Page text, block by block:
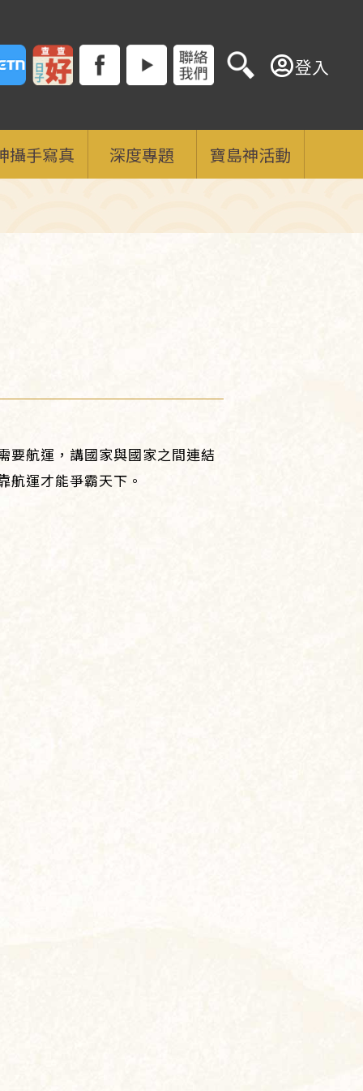
登入
攝手寫真 深度專題 寶島神活動
要航運，講國家與國家之間連結
航運才能爭霸天下。